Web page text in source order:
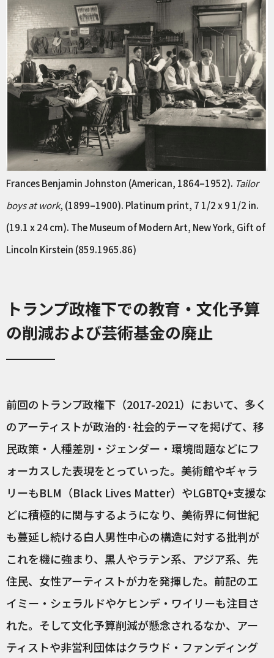
Frances Benjamin Johnston (American, 1864–1952). Tailor
boys at work, (1899–1900). Platinum print, 7 1/2 x 9 1/2 in.
(19.1 x 24 cm). The Museum of Modern Art, New York, Gift of
Lincoln Kirstein (859.1965.86)
トランプ政権下での教育・文化予算
の削減および芸術基金の廃止
前回のトランプ政権下（2017-2021）において、多く
のアーティストが政治的·社会的テーマを掲げて、移
民政策・人種差別・ジェンダー・環境問題などにフ
ォーカスした表現をとっていった。美術館やギャラ
リーもBLM（Black Lives Matter）やLGBTQ+支援な
どに積極的に関与するようになり、美術界に何世紀
も蔓延し続ける白人男性中心の構造に対する批判が
これを機に強まり、黒人やラテン系、アジア系、先
住民、女性アーティストが力を発揮した。前記のエ
イミー・シェラルドやケヒンデ・ワイリーも注目さ
れた。そして文化予算削減が懸念されるなか、アー
ティストや非営利団体はクラウド・ファンディング